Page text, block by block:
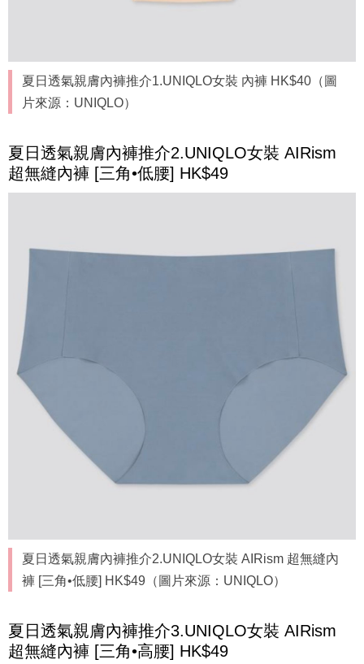
夏日透氣親膚內褲推介1.UNIQLO女裝 內褲 HK$40（圖
片來源：UNIQLO）
夏日透氣親膚內褲推介2.UNIQLO女裝 AIRism
超無縫內褲 [三角•低腰] HK$49
夏日透氣親膚內褲推介2.UNIQLO女裝 AIRism 超無縫內
褲 [三角•低腰] HK$49（圖片來源：UNIQLO）
夏日透氣親膚內褲推介3.UNIQLO女裝 AIRism
超無縫內褲 [三角•高腰] HK$49